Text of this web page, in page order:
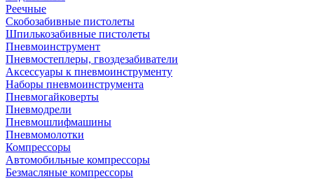
Реечные
Скобозабивные пистолеты
Шпилькозабивные пистолеты
Пневмоинструмент
Пневмостеплеры, гвоздезабиватели
Аксессуары к пневмоинструменту
Наборы пневмоинструмента
Пневмогайковерты
Пневмодрели
Пневмошлифмашины
Пневмомолотки
Компрессоры
Автомобильные компрессоры
Безмасляные компрессоры